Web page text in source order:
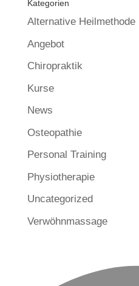
Kategorien
Alternative Heilmethode
Angebot
Chiropraktik
Kurse
News
Osteopathie
Personal Training
Physiotherapie
Uncategorized
Verwöhnmassage